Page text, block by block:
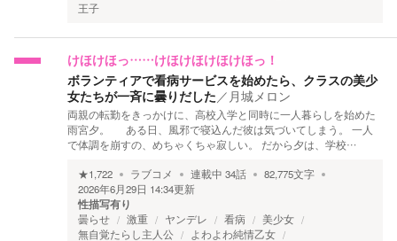
王子
けほけほっ……けほけほけほけほっ！
ボランティアで看病サービスを始めたら、クラスの美少
女たちが一斉に曇りだした／ 月城メロン
両親の転勤をきっかけに、高校入学と同時に一人暮らしを始めた
雨宮夕。 ある日、風邪で寝込んだ彼は気づいてしまう。 一人
で体調を崩すの、めちゃくちゃ寂しい。 だから夕は、学校…
★1,722 ラブコメ 連載中 34話 82,775文字
2026年6月29日 14:34更新
性描写有り
曇らせ 激重 ヤンデレ 看病
美少女
無自覚たらし主人公
よわよわ純情乙女